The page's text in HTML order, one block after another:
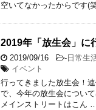
空いてなかったからです(
2019年「放生会」に
2019/09/16 - 日常生
イベント
行ってきました放生会！
で、今年の放生会につい
メインストリートはこん